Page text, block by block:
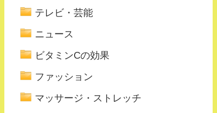
テレビ・芸能
ニュース
ビタミンCの効果
ファッション
マッサージ・ストレッチ